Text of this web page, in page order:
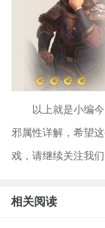
以上就是小编今
邪属性详解，希望
戏，请继续关注我
相关阅读